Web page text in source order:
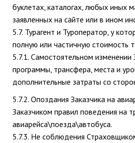
буклетах, каталогах, любых иных
заявленных на сайте или в ином
5.7. Турагент и Туроператор, у
полную или частичную стоимость
5.7.1. Самостоятельном
программы, трансфера, места и
дополнительные затраты со
5.7.2. Опоздания Заказчика на
Заказчиком правил поведения на
авиарейса\поезда\автобуса.
5.7.3. Не соблюдения